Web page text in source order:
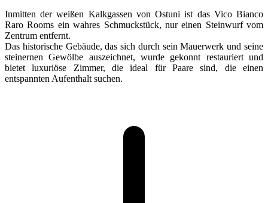
Inmitten der weißen Kalkgassen von Ostuni ist das Vico Bianco
Raro Rooms ein wahres Schmuckstück, nur einen Steinwurf vom
Zentrum entfernt.
Das historische Gebäude, das sich durch sein Mauerwerk und seine
steinernen Gewölbe auszeichnet, wurde gekonnt restauriert und
bietet luxuriöse Zimmer, die ideal für Paare sind, die einen
entspannten Aufenthalt suchen.